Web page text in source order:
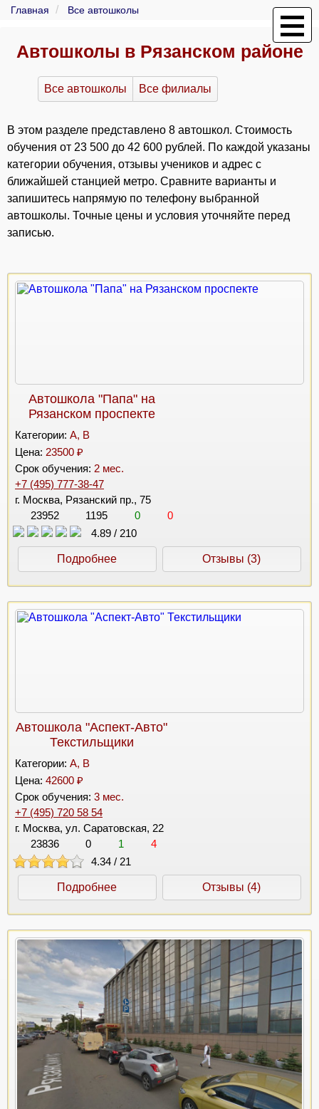
Главная Все автошколы
Автошколы в Рязанском районе
Все автошколы Все филиалы
В этом разделе представлено 8 автошкол. Стоимость
обучения от 23 500 до 42 600 рублей. По каждой указаны
категории обучения, отзывы учеников и адрес с
ближайшей станцией метро. Сравните варианты и
запишитесь напрямую по телефону выбранной
автошколы. Точные цены и условия уточняйте перед
записью.
Автошкола "Папа" на
Рязанском проспекте
Категории: A, B
Цена: 23500 ₽
Срок обучения: 2 мес.
+7 (495) 777-38-47
г. Москва, Рязанский пр., 75
23952
1195 0
0
4.89 / 210
Подробнее Отзывы (3)
Автошкола "Аспект-Авто"
Текстильщики
Категории: A, B
Цена: 42600 ₽
Срок обучения: 3 мес.
+7 (495) 720 58 54
г. Москва, ул. Саратовская, 22
23836
0 1
4
4.34 / 21
Подробнее Отзывы (4)